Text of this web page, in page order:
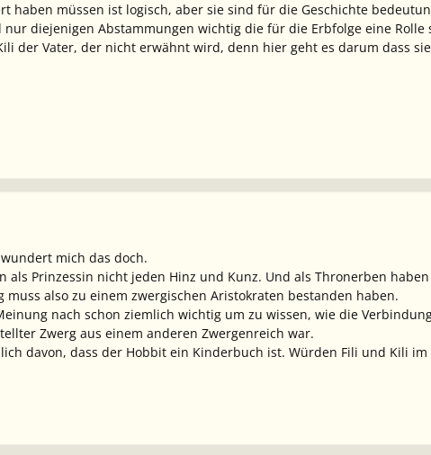
haben müssen ist logisch, aber sie sind für die Geschichte
nur diejenigen Abstammungen wichtig die für die Erbfolge eine
der Vater, der nicht erwähnt wird, denn hier geht es darum dass
mich das doch.
als Prinzessin nicht jeden Hinz und Kunz. Und als Thronerben
muss also zu einem zwergischen Aristokraten bestanden haben.
nach schon ziemlich wichtig um zu wissen, wie die
Zwerg aus einem anderen Zwergenreich war.
davon, dass der Hobbit ein Kinderbuch ist. Würden Fili und Kili